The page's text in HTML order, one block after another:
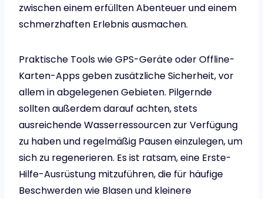
zwischen einem erfüllten Abenteuer und einem
schmerzhaften Erlebnis ausmachen.
Praktische Tools wie GPS-Geräte oder Offline-
Karten-Apps geben zusätzliche Sicherheit, vor
allem in abgelegenen Gebieten. Pilgernde
sollten außerdem darauf achten, stets
ausreichende Wasserressourcen zur Verfügung
zu haben und regelmäßig Pausen einzulegen, um
sich zu regenerieren. Es ist ratsam, eine Erste-
Hilfe-Ausrüstung mitzuführen, die für häufige
Beschwerden wie Blasen und kleinere